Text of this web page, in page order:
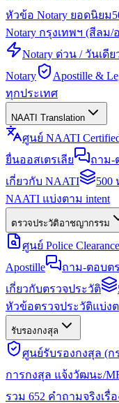
หัวข้อ Notary ยอดนิยม
Notary กรุงเทพฯ (สีลม/
Notary ด่วน / วันเดีย
Notary
Apostille &
ทุกประเทศ
NAATI Translation
ศูนย์ NAATI
ยื่นออสเตรเลีย
ถาม-
เกี่ยวกับ NAATI
500
NAATI แบ่งตาม intent
ตรวจประวัติอาชญากรรม
ศูนย์ Police Clearance
Apostille
ถาม-ตอบต
เกี่ยวกับตรวจประวัติ
หัวข้อตรวจประวัติแบ่งต
รับรองกงสุล
ศูนย์รับรองกงสุล (ก
การกงสุล แจ้งวัฒนะ/
รวม 652 คำถามจริงเรื่